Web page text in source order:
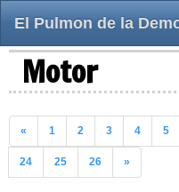
El Pulmon de la
Motor
« 1 2 3 4 5
24 25 26 »